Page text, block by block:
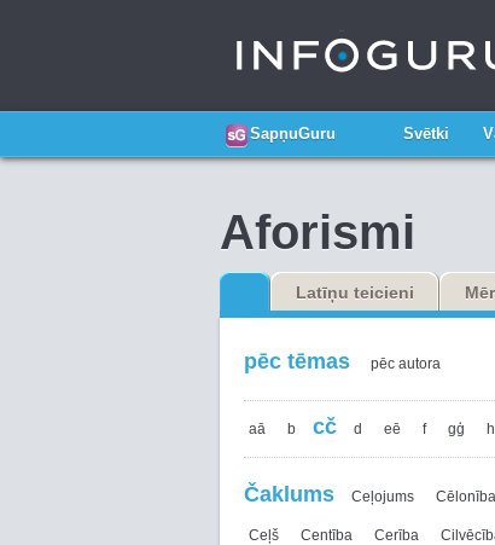
SapņuGuru Svētki
Aforismi
Latīņu teicieni
pēc tēmas pēc autora
aā b cč d eē f gģ h
Čaklums Ceļojums Cēlonība
Ceļš Centība Cerība